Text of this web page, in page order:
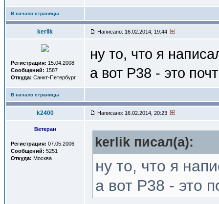
В начало страницы
kerlik Написано: 16.02.2014, 19:44
Регистрация: 15.04.2008
Сообщений: 1587
Откуда: Санкт-Петербург
ну то, что я
а вот Р38 - это
В начало страницы
k2400 Написано: 16.02.2014, 20:23
Ветеран
Регистрация: 07.05.2006
Сообщений: 5251
Откуда: Москва
kerlik писал(a):
ну то, что я
а вот Р38 - это